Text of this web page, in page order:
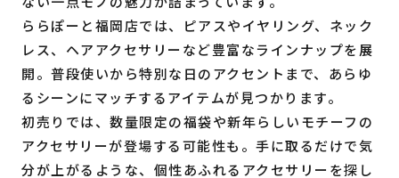
ららぽーと福岡店では、ピアスやイヤリング、ネック
レス、ヘアアクセサリーなど豊富なラインナップを展
開。普段使いから特別な日のアクセントまで、あらゆ
るシーンにマッチするアイテムが見つかります。
初売りでは、数量限定の福袋や新年らしいモチーフの
アクセサリーが登場する可能性も。手に取るだけで気
分が上がるような、個性あふれるアクセサリーを探し